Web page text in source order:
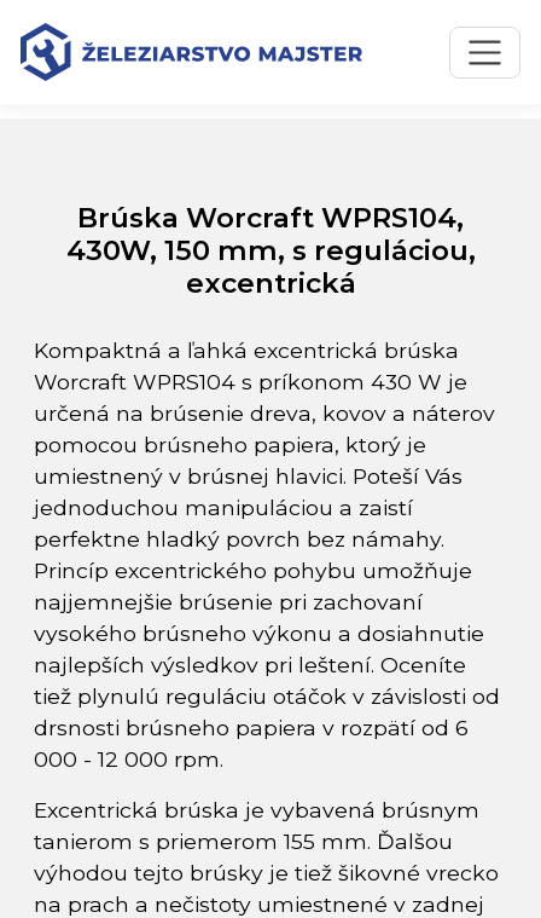
Preskočiť na obsah
Preskočiť na hlavné menu
Úvodná stránka
Brúska Worcraft WPRS104, 430W, 150 mm, s reguláciou,
excentrická
Brúska Worcraft WPRS104,
430W, 150 mm, s reguláciou,
excentrická
Kompaktná a ľahká excentrická brúska
Worcraft WPRS104 s príkonom 430 W je
určená na brúsenie dreva, kovov a náterov
pomocou brúsneho papiera, ktorý je
umiestnený v brúsnej hlavici. Poteší Vás
jednoduchou manipuláciou a zaistí
perfektne hladký povrch bez námahy.
Princíp excentrického pohybu umožňuje
najjemnejšie brúsenie pri zachovaní
vysokého brúsneho výkonu a dosiahnutie
najlepších výsledkov pri leštení. Oceníte
tiež plynulú reguláciu otáčok v závislosti od
drsnosti brúsneho papiera v rozpätí od 6
000 - 12 000 rpm.
Excentrická brúska je vybavená brúsnym
tanierom s priemerom 155 mm. Ďalšou
výhodou tejto brúsky je tiež šikovné vrecko
na prach a nečistoty umiestnené v zadnej